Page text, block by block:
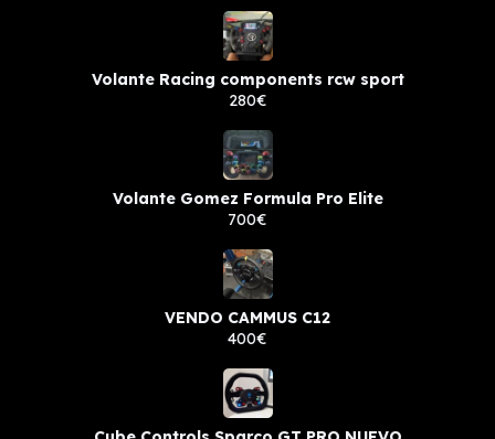
Volante Racing components rcw sport
280€
Volante Gomez Formula Pro Elite
700€
VENDO CAMMUS C12
400€